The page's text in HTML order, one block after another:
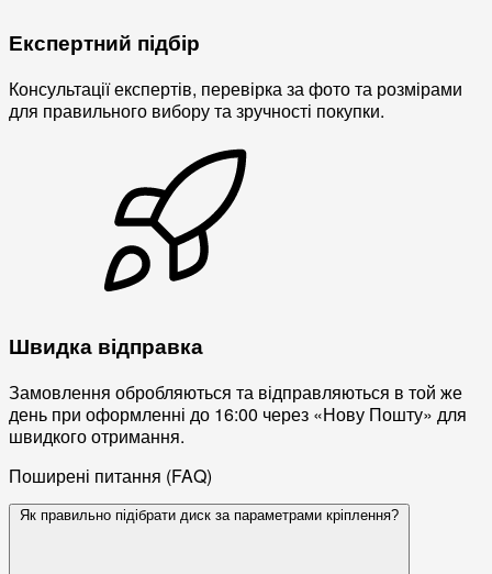
Експертний підбір
Консультації експертів, перевірка за фото та розмірами
для правильного вибору та зручності покупки.
Швидка відправка
Замовлення обробляються та відправляються в той же
день при оформленні до 16:00 через «Нову Пошту» для
швидкого отримання.
Поширені питання (FAQ)
Як правильно підібрати диск за параметрами кріплення?